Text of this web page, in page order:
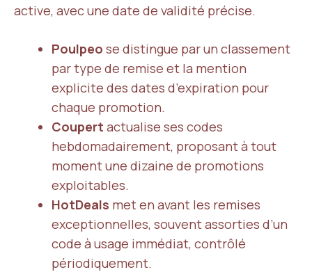
active, avec une date de validité précise.
Poulpeo se distingue par un classement
par type de remise et la mention
explicite des dates d’expiration pour
chaque promotion.
Coupert actualise ses codes
hebdomadairement, proposant à tout
moment une dizaine de promotions
exploitables.
HotDeals met en avant les remises
exceptionnelles, souvent assorties d’un
code à usage immédiat, contrôlé
périodiquement.